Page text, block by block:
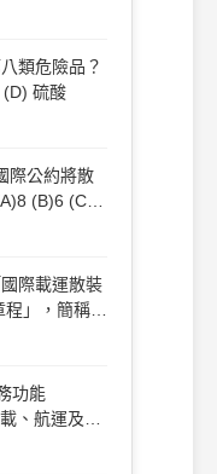
類危險品？
硫酸
際公約將散
(B)6 (C)4
際載運散裝
程」，簡稱
(C)IMDG
功能
、航運及人
五類 (B)六